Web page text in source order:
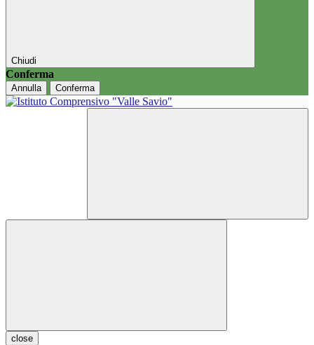
Chiudi
Conferma
Annulla Conferma
close